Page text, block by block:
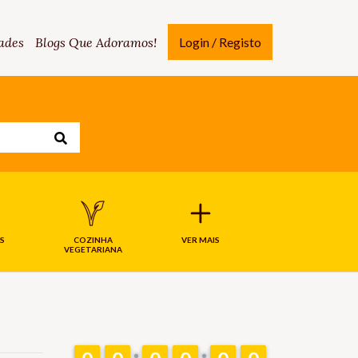
Blogs Que Adoramos! Login / Registo
COZINHA
VEGETARIANA
VER MAIS